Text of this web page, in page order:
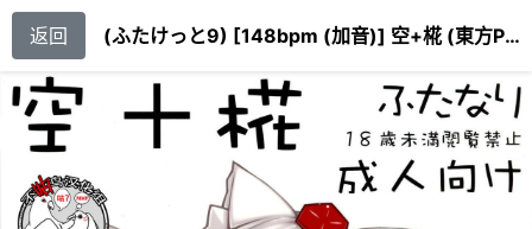
返回 (ふたけっと9) [148bpm (加音)] 空+椛 (東方Project)